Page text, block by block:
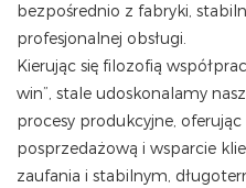
bezpośrednio z fabryki,
profesjonalnej obsługi.
Kierując się filozofią
win”, stale udoskonalamy
procesy produkcyjne,
posprzedażową i wsparcie
zaufania i stabilnym,